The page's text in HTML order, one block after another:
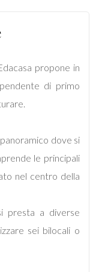
propone in
di primo
dove si
le principali
nel centro della
presta a diverse
sei bilocali o